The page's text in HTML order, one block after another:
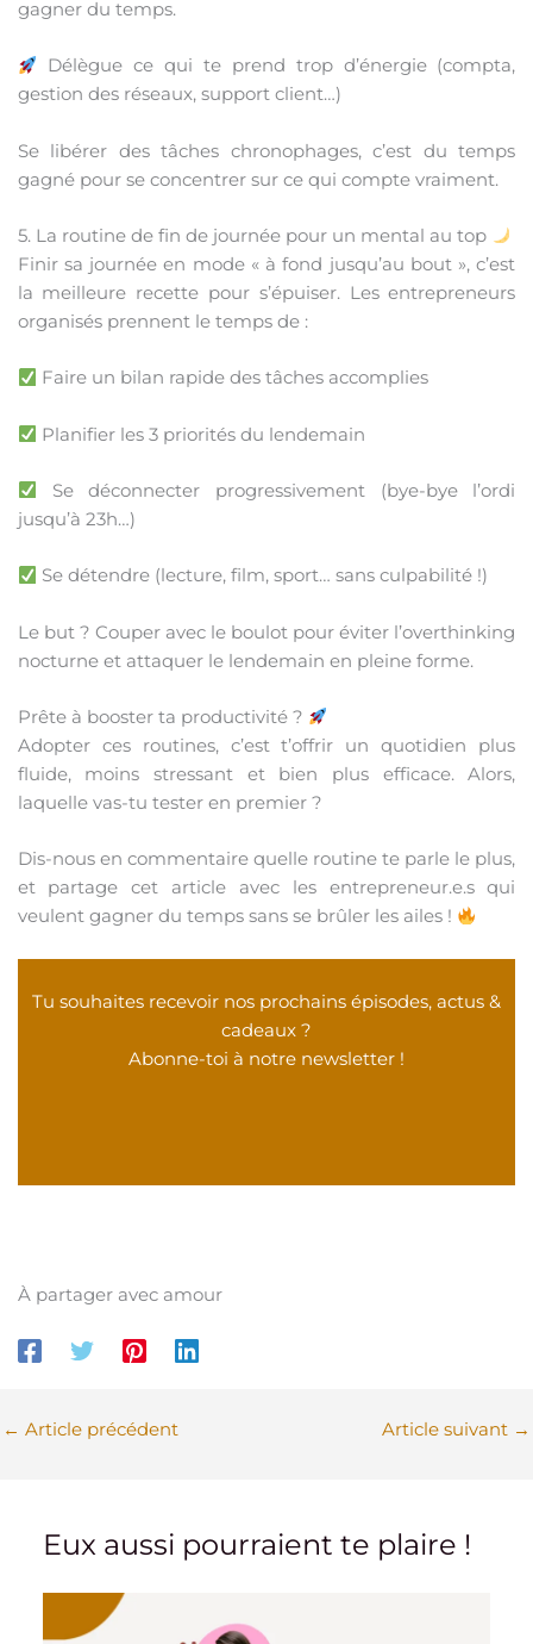
gagner du temps.
Délègue ce qui te prend trop d’énergie (compta,
gestion des réseaux, support client…)
Se libérer des tâches chronophages, c’est du temps
gagné pour se concentrer sur ce qui compte vraiment.
5. La routine de fin de journée pour un mental au top
Finir sa journée en mode « à fond jusqu’au bout », c’est
la meilleure recette pour s’épuiser. Les entrepreneurs
organisés prennent le temps de :
Faire un bilan rapide des tâches accomplies
Planifier les 3 priorités du lendemain
Se déconnecter progressivement (bye-bye l’ordi
jusqu’à 23h…)
Se détendre (lecture, film, sport… sans culpabilité !)
Le but ? Couper avec le boulot pour éviter l’overthinking
nocturne et attaquer le lendemain en pleine forme.
Prête à booster ta productivité ?
Adopter ces routines, c’est t’offrir un quotidien plus
fluide, moins stressant et bien plus efficace. Alors,
laquelle vas-tu tester en premier ?
Dis-nous en commentaire quelle routine te parle le plus,
et partage cet article avec les entrepreneur.e.s qui
veulent gagner du temps sans se brûler les ailes !
Tu souhaites recevoir nos prochains épisodes, actus &
cadeaux ?
Abonne-toi à notre newsletter !
À partager avec amour
← Article précédent Article suivant →
Eux aussi pourraient te plaire !